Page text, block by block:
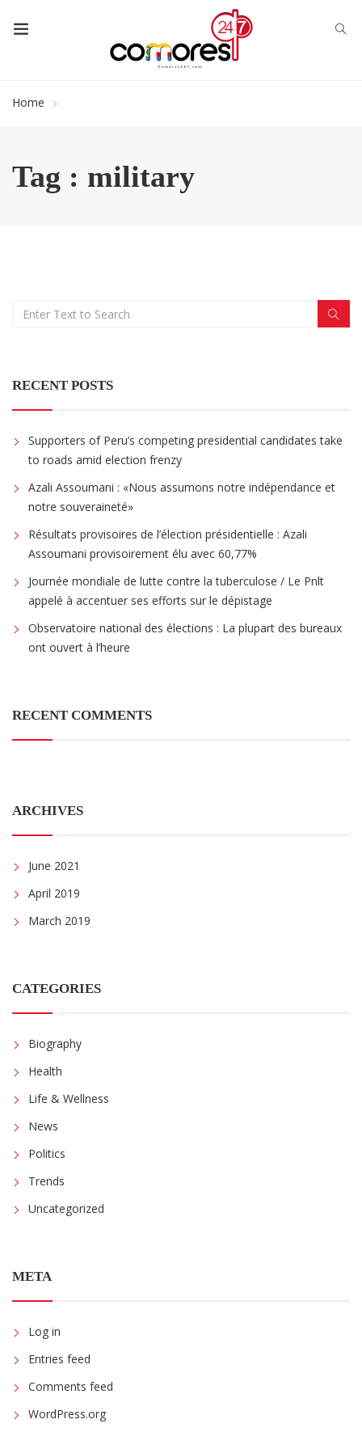
Home
Tag : military
RECENT POSTS
Supporters of Peru’s competing presidential candidates take
to roads amid election frenzy
Azali Assoumani : «Nous assumons notre indépendance et
notre souveraineté»
Résultats provisoires de l’élection présidentielle : Azali
Assoumani provisoirement élu avec 60,77%
Journée mondiale de lutte contre la tuberculose / Le Pnlt
appelé à accentuer ses efforts sur le dépistage
Observatoire national des élections : La plupart des bureaux
ont ouvert à l’heure
RECENT COMMENTS
ARCHIVES
June 2021
April 2019
March 2019
CATEGORIES
Biography
Health
Life & Wellness
News
Politics
Trends
Uncategorized
META
Log in
Entries feed
Comments feed
WordPress.org